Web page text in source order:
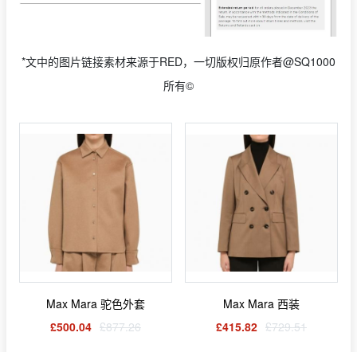
*文中的图片链接素材来源于RED，一切版权归原作者@SQ1000
所有©
Max Mara 驼色外套
£500.04 £877.26
Max Mara 西装
£415.82 £729.51